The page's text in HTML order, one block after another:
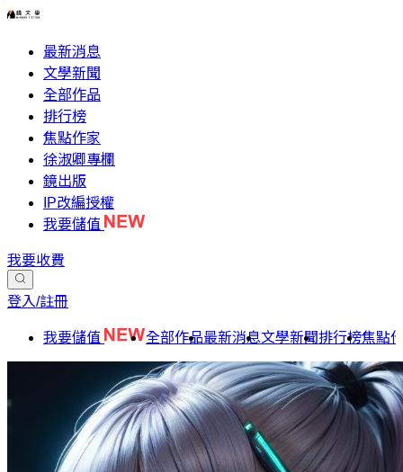
最新消息
文學新聞
全部作品
排行榜
焦點作家
徐淑卿專欄
鏡出版
IP改編授權
我要儲值
我要收費
登入/註冊
我要儲值 全部作品最新消息文學新聞排行榜焦點